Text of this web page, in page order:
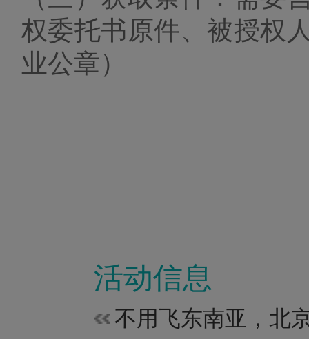
权委托书原件、被授权
业公章）
活动信息